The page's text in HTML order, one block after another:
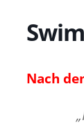
Nach